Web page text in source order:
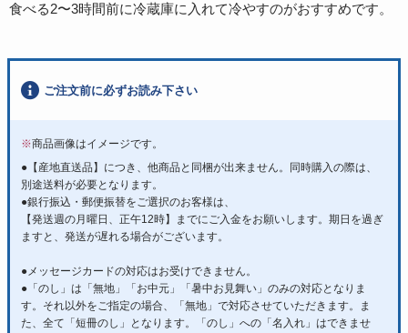
食べる2〜3時間前に冷蔵庫に入れて冷やすのがおすすめです。
ご注文前に必ずお読み下さい
※商品画像はイメージです。
●【産地直送品】につき、他商品と同梱が出来ません。同時購入の際は、
別途送料が必要となります。
●銀行振込・郵便振替をご選択のお客様は、
【発送週の月曜日、正午12時】までにご入金をお願いします。期日を過ぎ
ますと、発送が遅れる場合がございます。
●メッセージカードの対応はお受けできません。
●「のし」は「無地」「お中元」「暑中お見舞い」のみの対応となりま
す。それ以外をご指定の場合、「無地」で対応させていただきます。ま
た、全て「短冊のし」となります。「のし」への「名入れ」はできませ